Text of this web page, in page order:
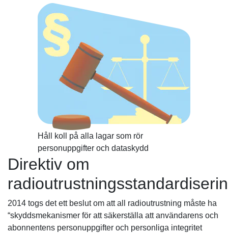
Håll koll på alla lagar som rör
personuppgifter och dataskydd
Direktiv om
2014 togs det ett beslut om att all radioutrustning måste ha
“skyddsmekanismer för att säkerställa att användarens och
abonnentens personuppgifter och personliga integritet